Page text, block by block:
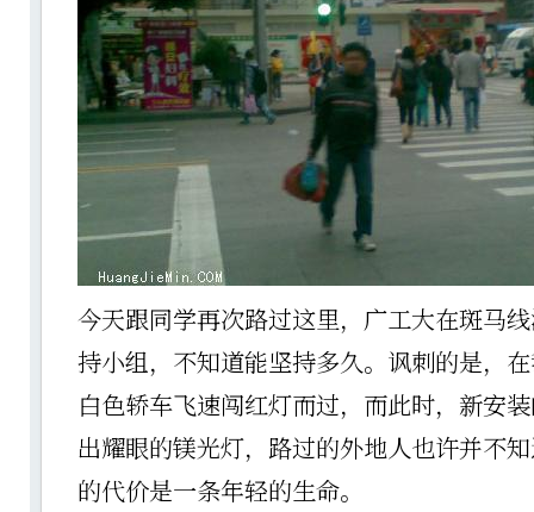
今天跟同学再次路过这里，广工大在斑马
持小组，不知道能坚持多久。讽刺的是，
白色轿车飞速闯红灯而过，而此时，新安
出耀眼的镁光灯，路过的外地人也许并不
的代价是一条年轻的生命。